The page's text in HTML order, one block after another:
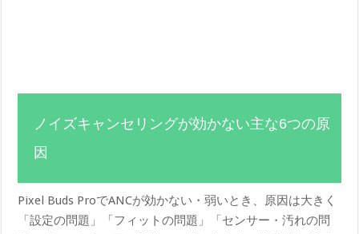
ノイズキャンセリングが効かない主な6つの原
因
Pixel Buds ProでANCが効かない・弱いとき、原因は大きく
「設定の問題」「フィットの問題」「センサー・汚れの問